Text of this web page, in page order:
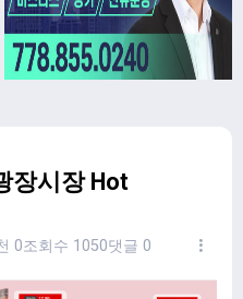
장시장 Hot
0조회수 1050댓글 0